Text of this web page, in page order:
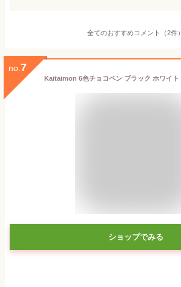
全てのおすすめコメント（2件）
no. 7
ショップでみる